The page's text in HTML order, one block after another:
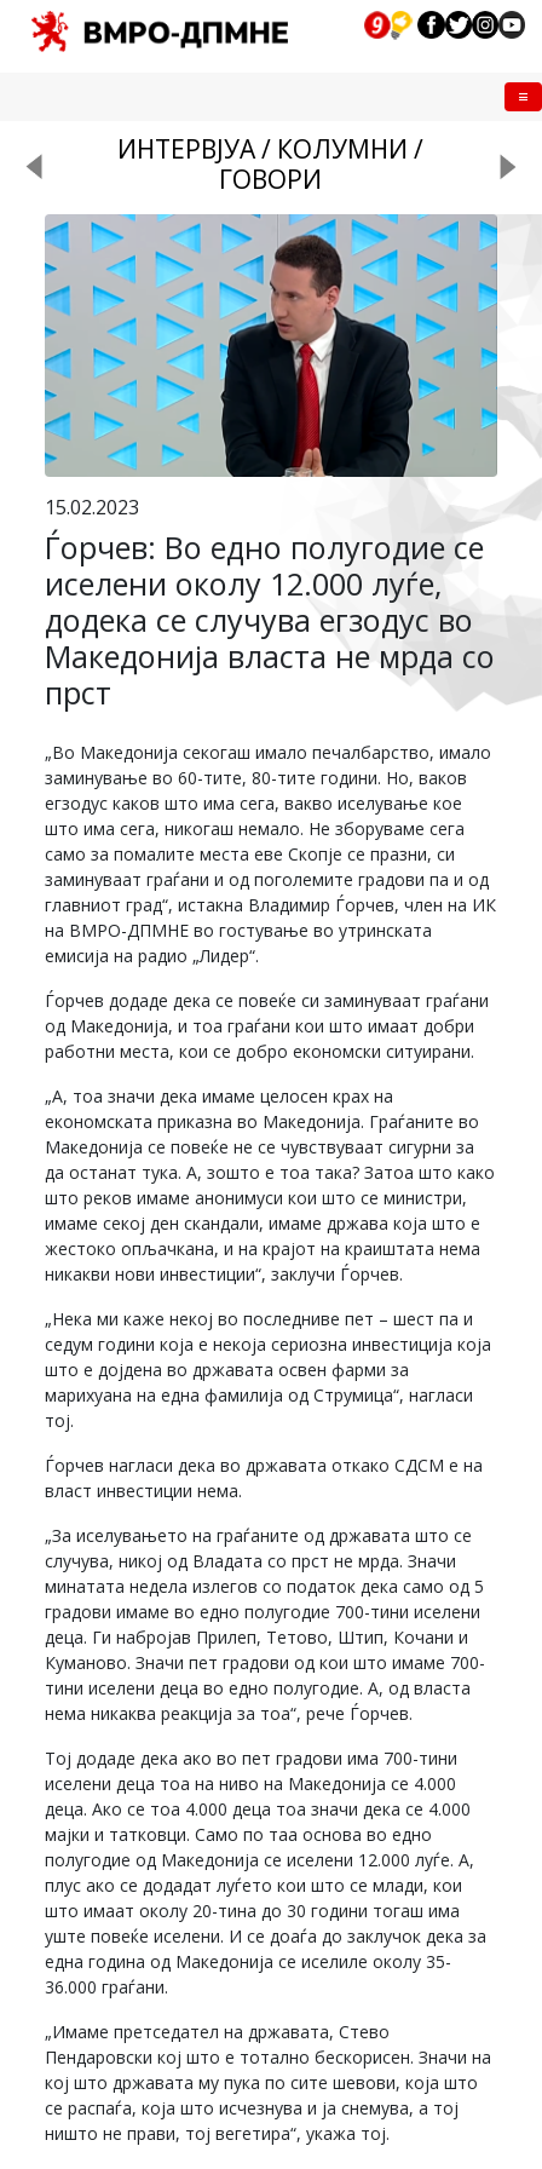
ИНТЕРВЈУА / КОЛУМНИ /
ГОВОРИ
15.02.2023
Ѓорчев: Во едно полугодие се
иселени околу 12.000 луѓе,
додека се случува егзодус во
Македонија власта не мрда со
прст
„Во Македонија секогаш имало печалбарство, имало
заминување во 60-тите, 80-тите години. Но, ваков
егзодус каков што има сега, вакво иселување кое
што има сега, никогаш немало. Не зборуваме сега
само за помалите места еве Скопје се празни, си
заминуваат граѓани и од поголемите градови па и од
главниот град“, истакна Владимир Ѓорчев, член на ИК
на ВМРО-ДПМНЕ во гостување во утринската
емисија на радио „Лидер“.
Ѓорчев додаде дека се повеќе си заминуваат граѓани
од Македонија, и тоа граѓани кои што имаат добри
работни места, кои се добро економски ситуирани.
„А, тоа значи дека имаме целосен крах на
економската приказна во Македонија. Граѓаните во
Македонија се повеќе не се чувствуваат сигурни за
да останат тука. А, зошто е тоа така? Затоа што како
што реков имаме анонимуси кои што се министри,
имаме секој ден скандали, имаме држава која што е
жестоко опљачкана, и на крајот на краиштата нема
никакви нови инвестиции“, заклучи Ѓорчев.
„Нека ми каже некој во последниве пет – шест па и
седум години која е некоја сериозна инвестиција која
што е дојдена во државата освен фарми за
марихуана на една фамилија од Струмица“, нагласи
тој.
Ѓорчев нагласи дека во државата откако СДСМ е на
власт инвестиции нема.
„За иселувањето на граѓаните од државата што се
случува, никој од Владата со прст не мрда. Значи
минатата недела излегов со податок дека само од 5
градови имаме во едно полугодие 700-тини иселени
деца. Ги набројав Прилеп, Тетово, Штип, Кочани и
Куманово. Значи пет градови од кои што имаме 700-
тини иселени деца во едно полугодие. А, од власта
нема никаква реакција за тоа“, рече Ѓорчев.
Тој додаде дека ако во пет градови има 700-тини
иселени деца тоа на ниво на Македонија се 4.000
деца. Ако се тоа 4.000 деца тоа значи дека се 4.000
мајки и татковци. Само по таа основа во едно
полугодие од Македонија се иселени 12.000 луѓе. А,
плус ако се додадат луѓето кои што се млади, кои
што имаат околу 20-тина до 30 години тогаш има
уште повеќе иселени. И се доаѓа до заклучок дека за
една година од Македонија се иселиле околу 35-
36.000 граѓани.
„Имаме претседател на државата, Стево
Пендаровски кој што е тотално бескорисен. Значи на
кој што државата му пука по сите шевови, која што
се распаѓа, која што исчезнува и ја снемува, а тој
ништо не прави, тој вегетира“, укажа тој.